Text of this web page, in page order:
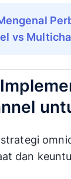
vs
dan